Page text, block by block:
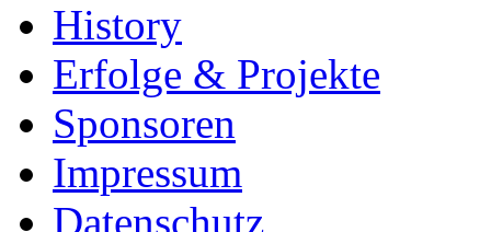
History
Erfolge & Projekte
Sponsoren
Impressum
Datenschutz